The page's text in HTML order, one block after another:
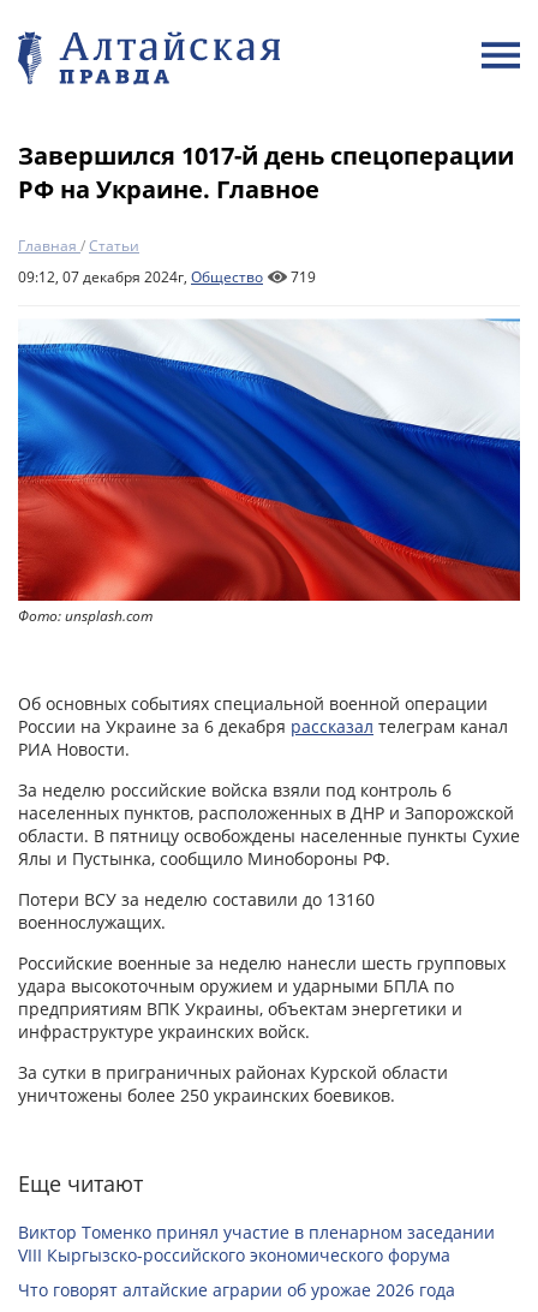
Завершился 1017-й день спецоперации
РФ на Украине. Главное
Главная /Статьи
09:12, 07 декабря 2024г, Общество 719
Фото: unsplash.com
Об основных событиях специальной военной операции
России на Украине за 6 декабря рассказал телеграм канал
РИА Новости.
За неделю российские войска взяли под контроль 6
населенных пунктов, расположенных в ДНР и Запорожской
области. В пятницу освобождены населенные пункты Сухие
Ялы и Пустынка, сообщило Минобороны РФ.
Потери ВСУ за неделю составили до 13160
военнослужащих.
Российские военные за неделю нанесли шесть групповых
удара высокоточным оружием и ударными БПЛА по
предприятиям ВПК Украины, объектам энергетики и
инфраструктуре украинских войск.
За сутки в приграничных районах Курской области
уничтожены более 250 украинских боевиков.
Еще читают
Виктор Томенко принял участие в пленарном заседании
VIII Кыргызско-российского экономического форума
Что говорят алтайские аграрии об урожае 2026 года